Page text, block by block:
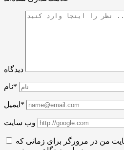
دیدگاه
نام*
ایمیل*
وب سایت
من در مرورگر برای زمانی که